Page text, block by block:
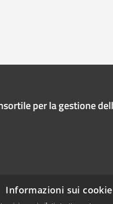
per la gestione
Informazioni sui cookie